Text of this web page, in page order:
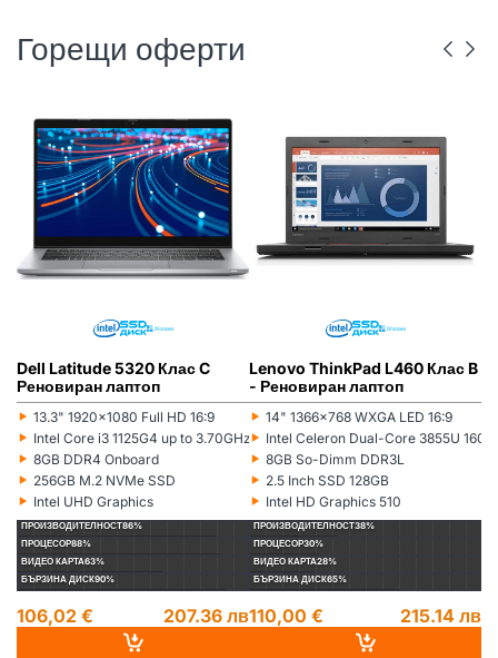
Горещи оферти
Dell Latitude 5320 Клас C
Реновиран лаптоп
‣
Монитор:
13.3" 1920x1080 Full HD 16:9
‣
Процесор:
Intel Core i3 1125G4 up to 3.70GHz 8MB
‣
Рам памет:
8GB DDR4 Onboard
‣
Хард диск:
256GB M.2 NVMe SSD
‣
Видеокарта:
Intel UHD Graphics
ПРОИЗВОДИТЕЛНОСТ86%
ПРОЦЕСОР88%
ВИДЕО КАРТА63%
БЪРЗИНА ДИСК90%
106,02 € 207.36 лв
Lenovo ThinkPad L460 Клас B
- Реновиран лаптоп
‣
Монитор:
14" 1366x768 WXGA LED 16:9
‣
Процесор:
Intel Celeron Dual-Core 3855U
‣
Рам памет:
8GB So-Dimm DDR3L
‣
Хард диск:
2.5 Inch SSD 128GB
‣
Видеокарта:
Intel HD Graphics 510
ПРОИЗВОДИТЕЛНОСТ38%
ПРОЦЕСОР30%
ВИДЕО КАРТА28%
БЪРЗИНА ДИСК65%
110,00 € 215.14 лв